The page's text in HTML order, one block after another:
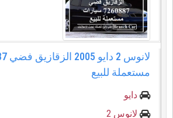
مستعملة للبيع
دايو
لانوس 2